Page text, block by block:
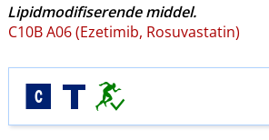
Lipidmodifiserende middel.
C10B A06 (Ezetimib, Rosuvastatin)